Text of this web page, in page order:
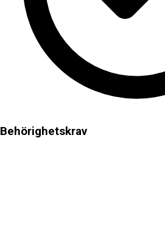
Behörighetskrav